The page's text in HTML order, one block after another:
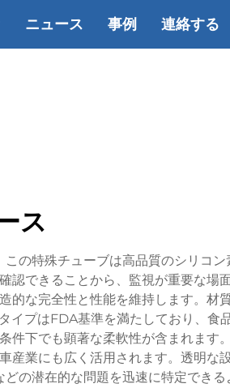
ニュース 事例 連絡する
ス
の特殊チューブは高品質のシリコ
できることから、監視が重要な場
な完全性と性能を維持します。材
イプはFDA基準を満たしており、食
件下でも顕著な柔軟性が含まれます
産業にも広く活用されます。透明な
の潜在的な問題を迅速に特定できる